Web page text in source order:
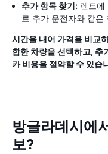
추가 항목 찾기: 렌트에
료 추가 운전자와 같은
시간을 내어 가격을 비교
합한 차량을 선택하고, 추
카 비용을 절약할 수 있습
방글라데시에
보?